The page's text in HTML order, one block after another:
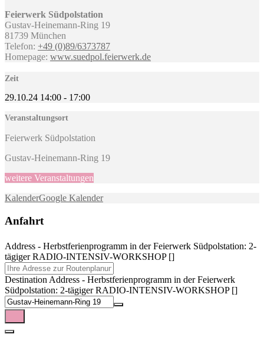
Feierwerk Südpolstation
Gustav-Heinemann-Ring 19
81739 München
Telefon: +49 (0)89/6373787
Homepage: www.suedpol.feierwerk.de
Zeit
29.10.24 14:00 - 17:00
Veranstaltungsort
Feierwerk Südpolstation
Gustav-Heinemann-Ring 19
weitere Veranstaltungen
KalenderGoogle Kalender
Anfahrt
Address - Herbstferienprogramm in der Feierwerk Südpolstation: 2-
tägiger RADIO-INTENSIV-WORKSHOP []
Destination Address - Herbstferienprogramm in der Feierwerk
Südpolstation: 2-tägiger RADIO-INTENSIV-WORKSHOP []